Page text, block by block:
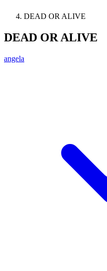
DEAD OR ALIVE
DEAD OR ALIVE
angela